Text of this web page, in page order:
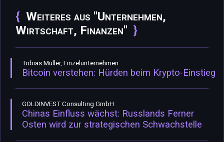
Weiteres aus "Unternehmen,
Wirtschaft, Finanzen"
Tobias Müller, Einzelunternehmen
Bitcoin verstehen: Hürden beim Krypto-Einstieg
GOLDINVEST Consulting GmbH
Chinas Einfluss wächst: Russlands Ferner
Osten wird zur strategischen Schwachstelle